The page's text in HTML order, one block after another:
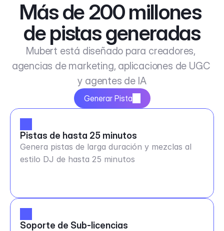
Más de 200 millones
de pistas generadas
Mubert está diseñado para creadores,
agencias de marketing, aplicaciones de UGC
y agentes de IA
Generar Pista
Pistas de hasta 25 minutos
Genera pistas de larga duración y mezclas al
estilo DJ de hasta 25 minutos
Soporte de Sub-licencias